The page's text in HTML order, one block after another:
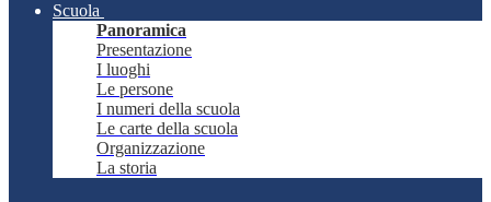
Scuola
Panoramica
Presentazione
I luoghi
Le persone
I numeri della scuola
Le carte della scuola
Organizzazione
La storia